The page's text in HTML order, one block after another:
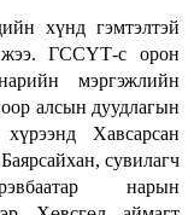
хүнд гэмтэлтэй
ГССҮТ-с орон
мэргэжлийн
алсын дуудлагын
Хавсарсан
сувилагч
нарын